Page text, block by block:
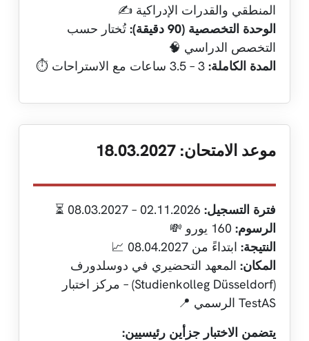
المنطقي والقدرات الإدراكية ✍️
الوحدة التخصصية (90 دقيقة):
تُختار حسب
التخصص الدراسي 🧠
المدة الكاملة:
موعد الامتحان: 18.03.2027
فترة التسجيل:
الرسوم:
النتيجة: ابتداءً من 08.04.2027 📈
المكان: المعهد التحضيري في دوسلدورف
(Studienkolleg Düsseldorf) – مركز اختبار
TestAS الرسمي 📍
يتضمن الاختبار جزأين رئيسيين: